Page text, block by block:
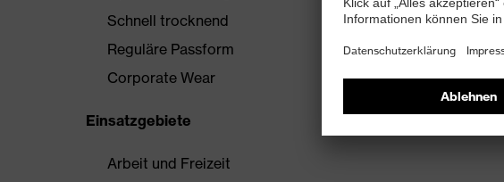
Schnell trocknend
Reguläre Passform
Corporate Wear
Einsatzgebiete
Arbeit und Freizeit